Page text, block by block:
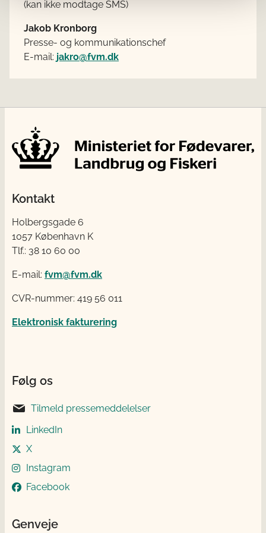
(kan ikke modtage SMS)
Jakob Kronborg
Presse- og kommunikationschef
E-mail: jakro@fvm.dk
Kontakt
Holbergsgade 6
1057 København K
Tlf.: 38 10 60 00
E-mail: fvm@fvm.dk
CVR-nummer: 419 56 011
Elektronisk fakturering
Følg os
Tilmeld pressemeddelelser
LinkedIn
X
Instagram
Facebook
Genveje